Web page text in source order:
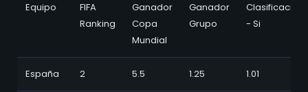
Grupo H
Equipo
FIFA
Ranking
Ganador
Copa
Mundial
Ganador
Grupo
Clasificación
- Si
España 2 5.5 1.25 1.01